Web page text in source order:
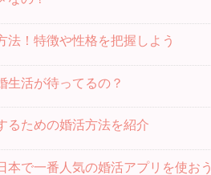
法！特徴や性格を把握しよう
生活が待ってるの？
るための婚活方法を紹介
で一番人気の婚活アプリを使おう